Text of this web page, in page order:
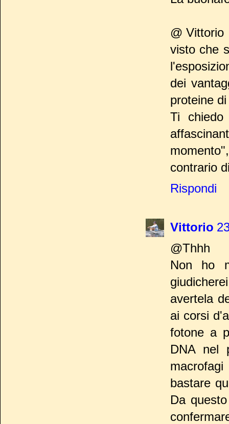
@ Vittorio
visto che
dei
proteine
Ti
contrario
Rispondi
Vittorio
@Thhh
Non ho
avertela
ai corsi
fotone a
DNA nel
bastare
Da